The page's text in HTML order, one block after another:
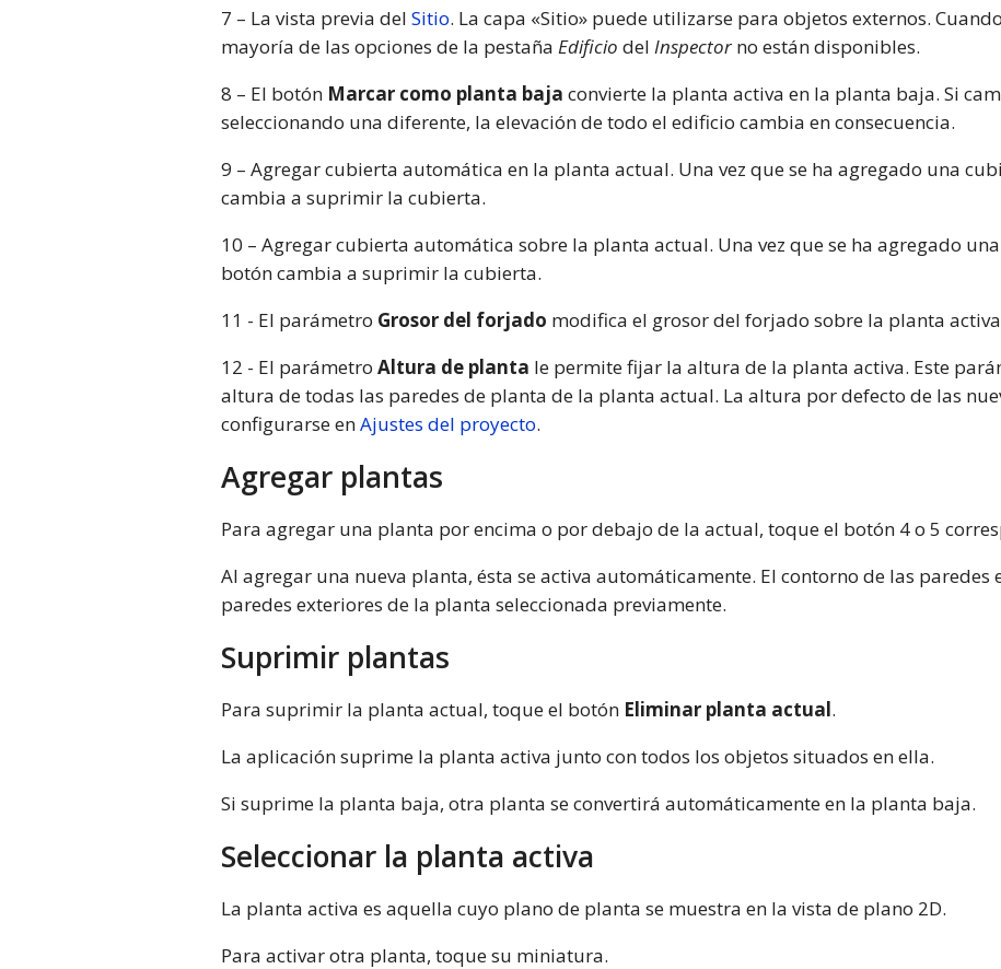
7 – La vista previa del Sitio. La capa «Sitio» puede utilizarse para objetos externos.
mayoría de las opciones de la pestaña Edificio del Inspectorno están disponibles.
8 – El botón Marcar como planta baja convierte la planta activa en la planta baja. Si
seleccionando una diferente, la elevación de todo el edificio cambia en consecuencia.
9 – Agregar cubierta automática en la planta actual. Una vez que se ha agregado una
cambia a suprimir la cubierta.
10 – Agregar cubierta automática sobre la planta actual. Una vez que se ha agregado
botón cambia a suprimir la cubierta.
11 - El parámetro Grosor del forjado modifica el grosor del forjado sobre la planta
12 - El parámetro Altura de planta le permite fijar la altura de la planta activa. Este
altura de todas las paredes de planta de la planta actual. La altura por defecto de las
configurarse enAjustes del proyecto.
Agregar plantas
Para agregar una planta por encima o por debajo de la actual, toque el botón 4 o 5
Al agregar una nueva planta, ésta se activa automáticamente. El contorno de las paredes
paredes exteriores de la planta seleccionada previamente.
Suprimir plantas
Para suprimir la planta actual, toque el botón Eliminar planta actual.
La aplicación suprime la planta activa junto con todos los objetos situados en ella.
Si suprime la planta baja, otra planta se convertirá automáticamente en la planta baja.
Seleccionar la planta activa
La planta activa es aquella cuyo plano de planta se muestra en la vista de plano 2D.
Para activar otra planta, toque su miniatura.